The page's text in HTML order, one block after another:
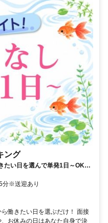
ング
たい日を選んで単発1日～OK！
分※送迎あり
働きたい日を選ぶだけ！ 面接
お休みの日はあなた自身で決